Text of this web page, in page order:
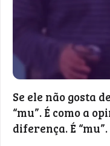
Se ele não gosta
“mu”. É como a
diferença. É “mu”.